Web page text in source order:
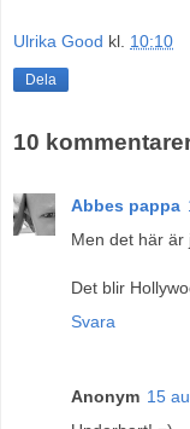
Ulrika Good kl. 10:10
Dela
10
Abbes pappa
Men det här är
Det blir
Svara
Anonym 15